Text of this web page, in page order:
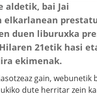
aldetik, bai Jai
elkarlanean
duen liburuxka
21etik hasi
ekimenak.
gain, webunetik
dute herritar zein